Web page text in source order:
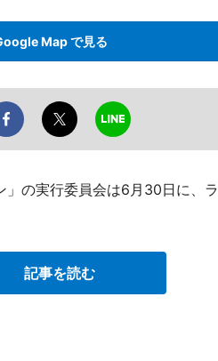
Map で見る
の実行委員会は6月30日に、
記事を読む